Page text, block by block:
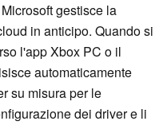
gestisce la
in anticipo. Quando si
l'app Xbox PC o il
automaticamente
su misura per le
dei driver e li